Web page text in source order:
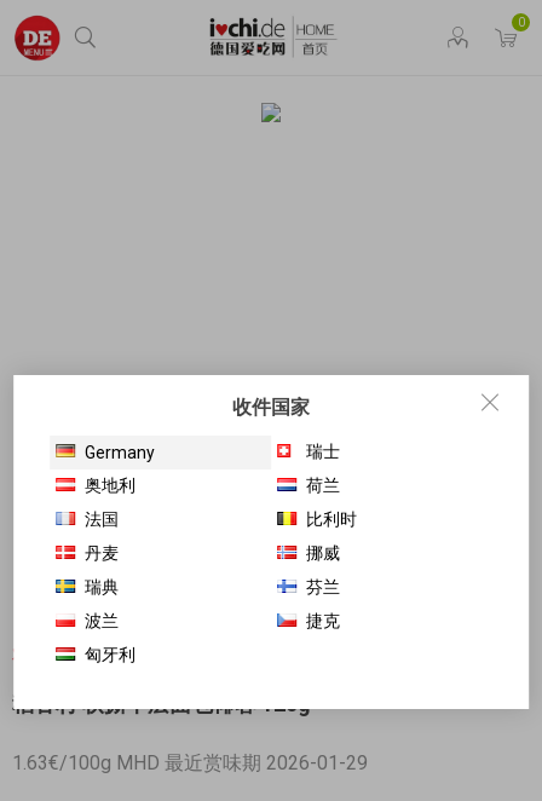
0
对不起-这个产品已经不再提供
稻香村 软撕千层面包椰蓉 120g
1.63€/100g MHD 最近赏味期 2026-01-29
收件国家
Germany
瑞士
奥地利
荷兰
法国
比利时
丹麦
挪威
瑞典
芬兰
波兰
捷克
匈牙利